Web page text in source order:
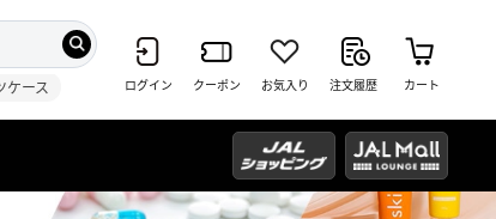
ケース ログイン クーポン お気入り 注文履歴 カート